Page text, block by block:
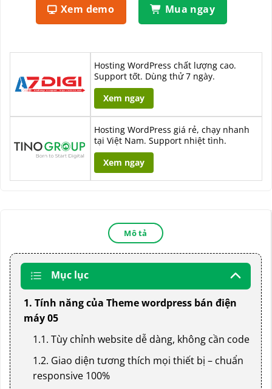
1.200.000 ₫.
là:
Xem demo Mua ngay
Hosting WordPress chất lượng cao.
Support tốt. Dùng thử 7 ngày.
Xem ngay
Hosting WordPress giá rẻ, chạy nhanh
tại Việt Nam. Support nhiệt tình.
Xem ngay
Mô tả
Mục lục
1. Tính năng của Theme wordpress bán điện
máy 05
1.1. Tùy chỉnh website dễ dàng, không cần code
1.2. Giao diện tương thích mọi thiết bị – chuẩn
responsive 100%